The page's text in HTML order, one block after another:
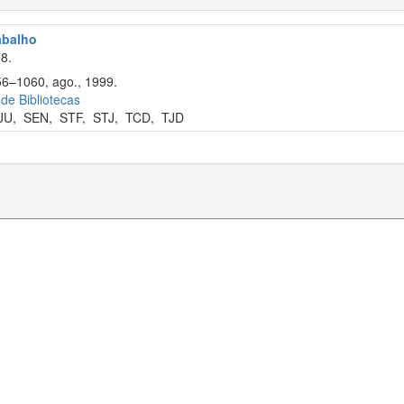
ago., 1999.
Bibliotecas
, SEN, STF, STJ, TCD, TJD